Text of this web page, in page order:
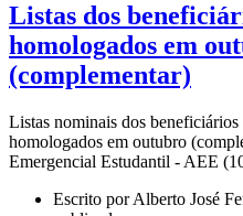
Listas dos
homologados em
(complementar)
Listas nominais dos beneficiários
homologados em outubro
Emergencial Estudantil - AEE
Escrito por Alberto José